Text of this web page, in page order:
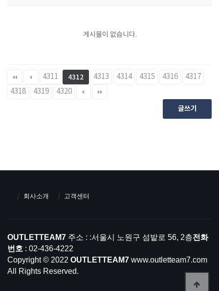
게시물이 없습니다.
4311 4312 4313 4314 4315 4316
4317
4318
4319 4320
글쓰기
회사소개 고객센터
OUTLETTEAM7 주소 : :서울시 노원구 섬밭로 56, 2층전화
번호 : 02-436-4222
Copyright © 2022 OUTLETTEAM7 www.outletteam7.com
All Rights Reserved.